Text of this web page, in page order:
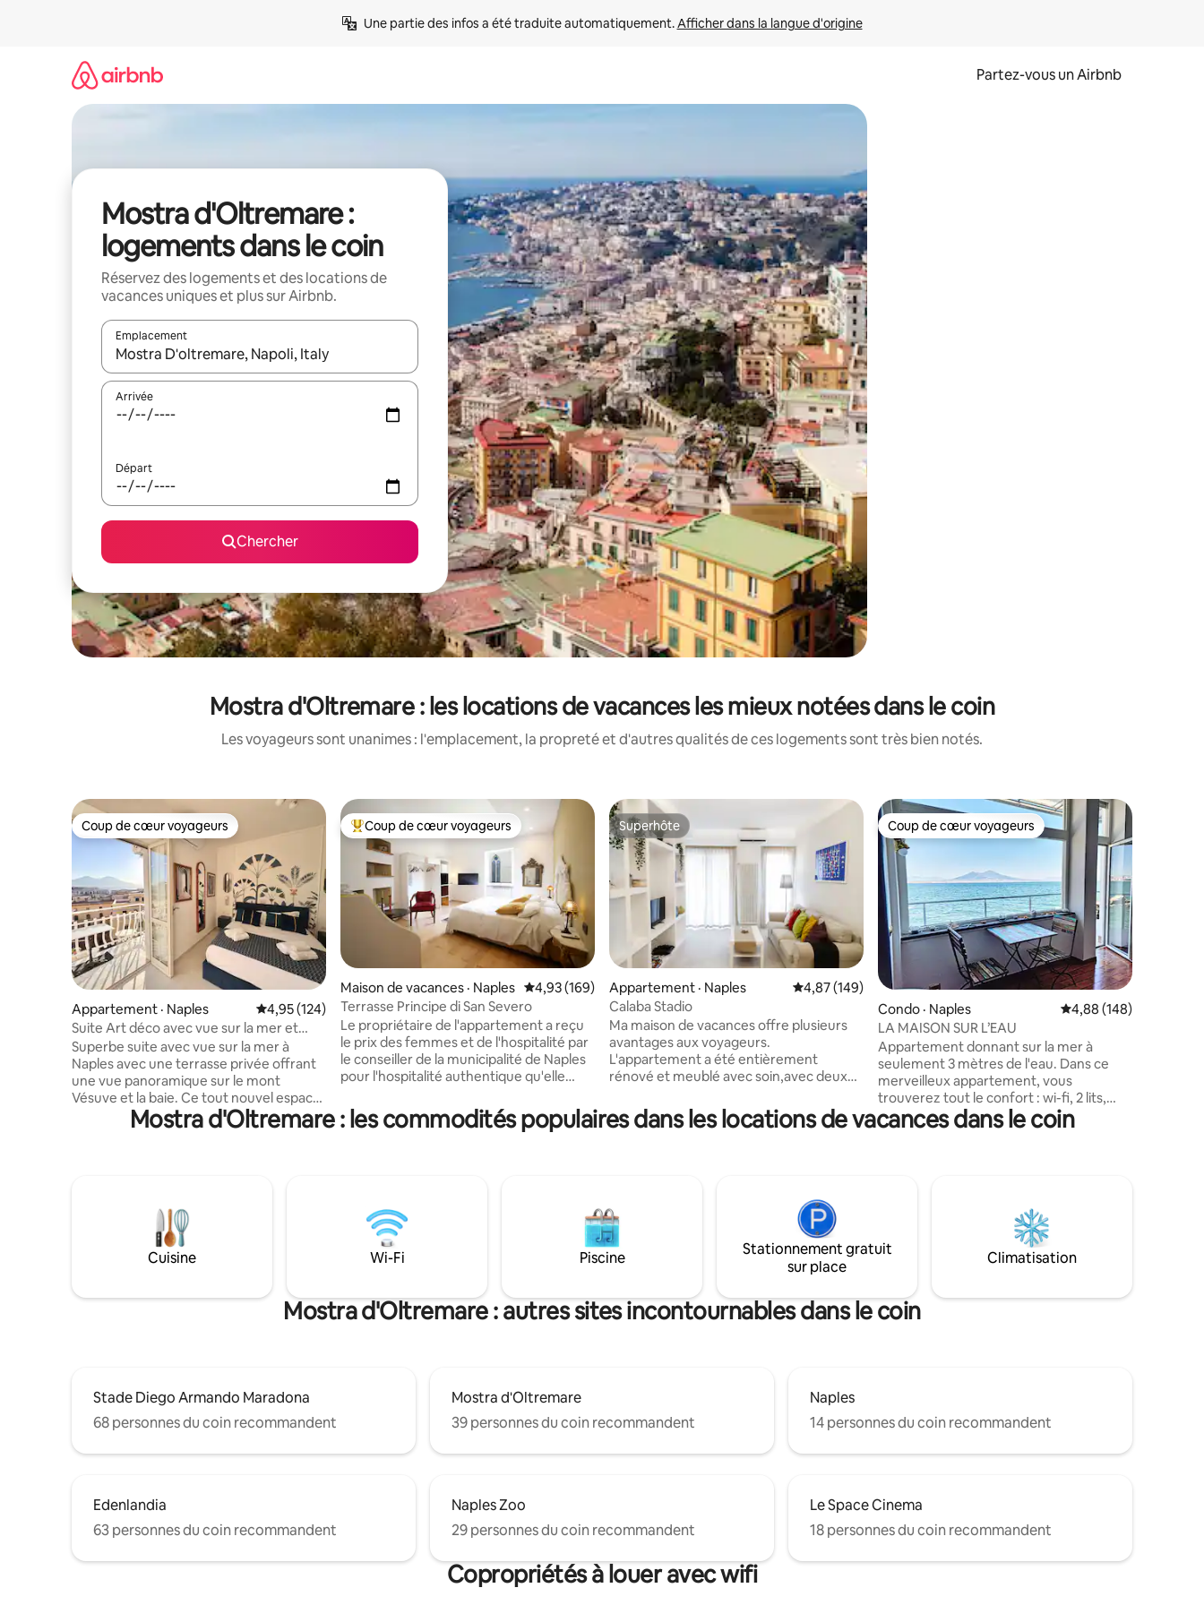
Une partie des infos a été traduite automatiquement. Afficher dans la langue d'origine
Partez-vous un Airbnb
Mostra d'Oltremare :
logements dans le coin
Réservez des logements et des locations de
vacances uniques et plus sur Airbnb.
Emplacement
Quand les résultats sont affichés, parcourez-les en utilisant les flèches vers le haut et vers le bas, ou en appuyant dessus et en les faisant glisser.
Arrivée
Départ
Chercher
Mostra d'Oltremare : les locations de vacances les mieux notées dans le coin
Les voyageurs sont unanimes : l'emplacement, la propreté et d'autres qualités de ces logements sont très bien notés.
Coup de cœur voyageurs
Coup de cœur voyageurs
Appartement · Naples Note moyenne de 4,95 sur 5, 124 commentaires
4,95 (124)
Suite Art déco avec vue sur la mer et
terrasse avec vue sur le Vésuve
Superbe suite avec vue sur la mer à
Naples avec une terrasse privée offrant
une vue panoramique sur le mont
Vésuve et la baie. Ce tout nouvel espace
d'inspiration Art déco pour deux
personnes dispose d'un éclairage naturel
idéal pour explorer le cœur de la ville.
Profitez d'un séjour unique dans un
bâtiment historique avec des intérieurs
rénovés, climatisation, chauffage,
un confort moderne.
Coup de cœur voyageurs parmi les plus aimés
Coup de cœur voyageurs
Maison de vacances · Naples Note moyenne de 4,93 sur 5, 169 commentaires
4,93 (169)
Terrasse Principe di San Severo
Le propriétaire de l'appartement a reçu
le prix des femmes et de l'hospitalité par
le conseiller de la municipalité de Naples
pour l'hospitalité authentique qu'elle
dans le centre historique de Naples, à
proximité immédiate de la célèbre
fonctionne avec une machine à pièces et
chaque trajet coûte 5 cents qui vous
seront fournis par le propriétaire.
Superhôte
Superhôte
Appartement · Naples Note moyenne de 4,87 sur 5, 149 commentaires
4,87 (149)
Calaba Stadio
Ma maison de vacances offre plusieurs
avantages aux voyageurs.
L'appartement a été entièrement
rénové et meublé avec soin,avec deux
salles de bains modernes et équipées, un
grand salon avec une cuisine ouverte et
l'appartement est parfait pour explorer
la région de Fuorigrotta et Naples. Plus,il
offre plus d'intimité et de liberté par
rapport aux hôtels.
Coup de cœur voyageurs
Coup de cœur voyageurs
Condo · Naples Note moyenne de
4,88 (148)
LA MAISON SUR L’EAU
Appartement donnant sur la mer à
seulement 3 mètres de l'eau. Dans ce
merveilleux appartement, vous
trouverez tout le confort : wi-fi, 2 lits,
2 salles de bains, un salon avec télévision,
une magnifique mezzanine avec
littéralement suspendu sur l'eau. POUR
ACCÉDER À CET APPARTEMENT
ENCHANTEUR, IL VOUS SUFFIRA DE
MONTER UN LONG ESCALIER, QUI VOUS
FABULEUX
Mostra d'Oltremare : les commodités populaires dans les locations de vacances dans le coin
Cuisine Wi-Fi Piscine
Stationnement gratuit
sur place
Climatisation
Mostra d'Oltremare : autres sites incontournables dans le coin
Stade Diego Armando Maradona
68 personnes du coin recommandent
Mostra d'Oltremare
39 personnes du coin recommandent
Naples
14 personnes du coin recommandent
Edenlandia
63 personnes du coin recommandent
Naples Zoo
29 personnes du coin recommandent
Le Space Cinema
18 personnes du coin recommandent
Copropriétés à louer avec wifi